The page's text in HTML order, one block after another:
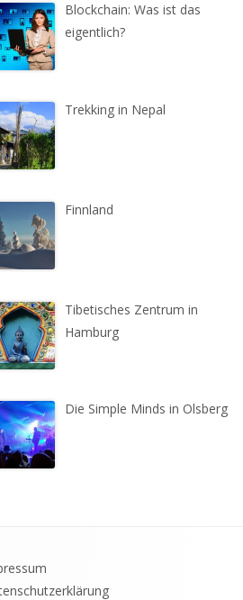
Blockchain: Was ist das
eigentlich?
Trekking in Nepal
Finnland
Tibetisches Zentrum in
Hamburg
Die Simple Minds in Olsberg